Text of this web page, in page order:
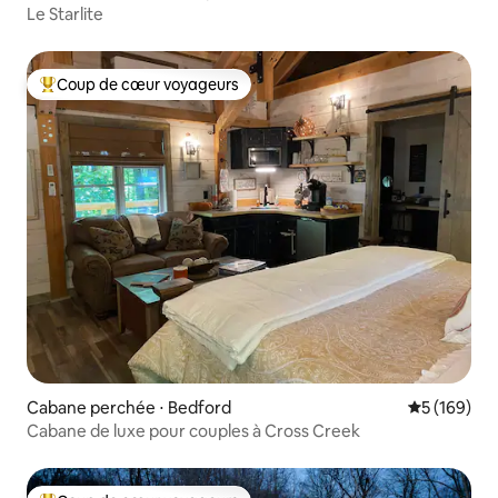
Le Starlite
Coups de cœur voyageurs les plus appréciés
Coup de cœur voyageurs
Cabane perchée ⋅ Bedford Évaluation
5 (169)
Cabane de luxe pour couples à Cross Creek